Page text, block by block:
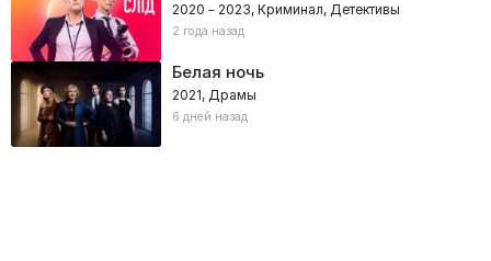
2020 – 2023, Криминал, Детективы
2 года назад
Белая ночь
2021, Драмы
6 дней назад